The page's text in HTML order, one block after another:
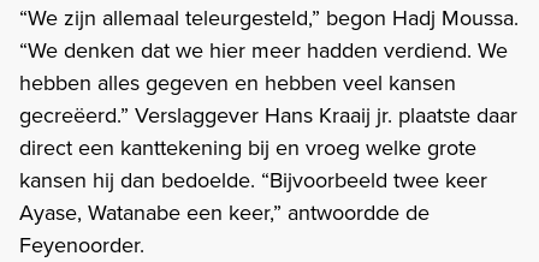
“We zijn allemaal teleurgesteld,” begon Hadj Moussa.
“We denken dat we hier meer hadden verdiend. We
hebben alles gegeven en hebben veel kansen
gecreëerd.” Verslaggever Hans Kraaij jr. plaatste daar
direct een kanttekening bij en vroeg welke grote
kansen hij dan bedoelde. “Bijvoorbeeld twee keer
Ayase, Watanabe een keer,” antwoordde de
Feyenoorder.